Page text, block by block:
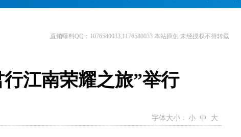
直销曝料QQ：1076580033,1176580033 本站原创 未经授权不得转载
江南荣耀之旅”举行
字体大小： 小 中 大